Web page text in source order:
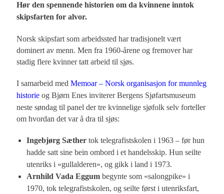
Hør den spennende historien om da kvinnene inntok
skipsfarten for alvor.
Norsk skipsfart som arbeidssted har tradisjonelt vært
dominert av menn. Men fra 1960-årene og fremover har
stadig flere kvinner tatt arbeid til sjøs.
I samarbeid medMemoar – Norsk organisasjon for munnleg
historie og Bjørn Enes inviterer Bergens Sjøfartsmuseum
neste søndag til panel der tre kvinnelige sjøfolk selv forteller
om hvordan det var å dra til sjøs:
Ingebjørg Sæther tok telegrafistskolen i 1963 – før hun
hadde satt sine bein ombord i et handelsskip. Hun seilte
utenriks i «gullalderen», og gikk i land i 1973.
Arnhild Vada Eggum begynte som «salongpike» i
1970, tok telegrafistskolen, og seilte først i utenriksfart,